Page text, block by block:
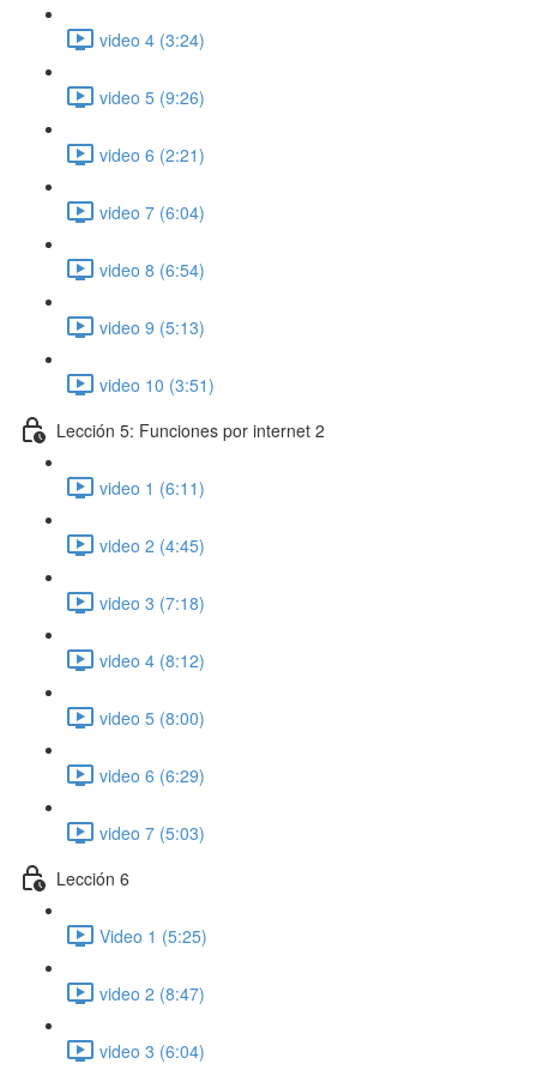
video 4 (3:24)
video 5 (9:26)
video 6 (2:21)
video 7 (6:04)
video 8 (6:54)
video 9 (5:13)
video 10 (3:51)
Lección 5: Funciones por internet 2
video 1 (6:11)
video 2 (4:45)
video 3 (7:18)
video 4 (8:12)
video 5 (8:00)
video 6 (6:29)
video 7 (5:03)
Lección 6
Video 1 (5:25)
video 2 (8:47)
video 3 (6:04)